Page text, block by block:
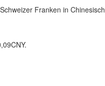
Franken in